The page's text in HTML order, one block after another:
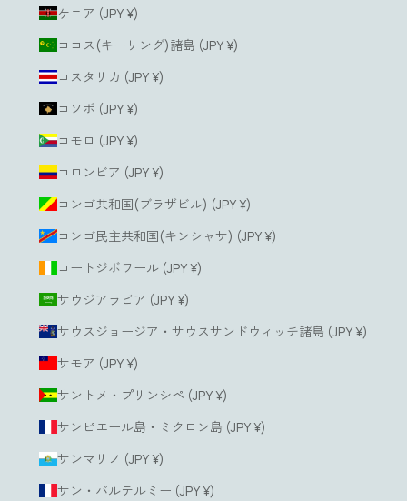
ケニア (JPY ¥)
ココス(キーリング)諸島 (JPY ¥)
コスタリカ (JPY ¥)
コソボ (JPY ¥)
コモロ (JPY ¥)
コロンビア (JPY ¥)
コンゴ共和国(ブラザビル) (JPY ¥)
コンゴ民主共和国(キンシャサ) (JPY ¥)
コートジボワール (JPY ¥)
サウジアラビア (JPY ¥)
サウスジョージア・サウスサンドウィッチ諸島 (JPY ¥)
サモア (JPY ¥)
サントメ・プリンシペ (JPY ¥)
サンピエール島・ミクロン島 (JPY ¥)
サンマリノ (JPY ¥)
サン・バルテルミー (JPY ¥)